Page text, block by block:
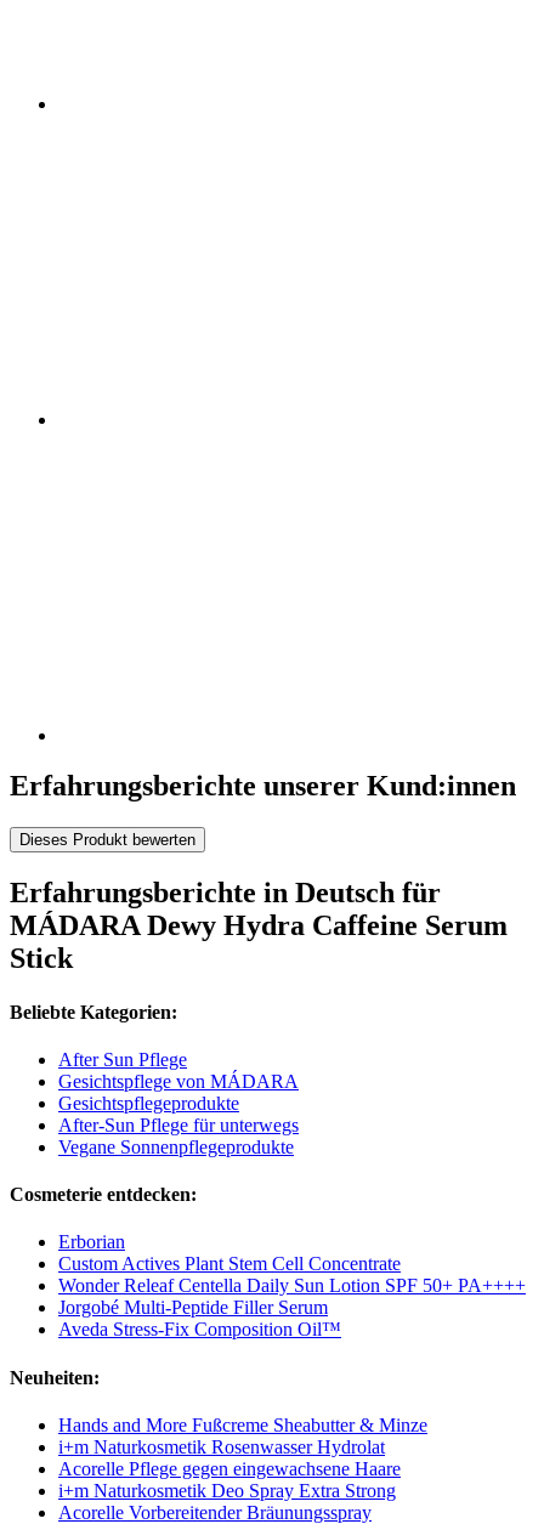
Erfahrungsberichte unserer Kund:innen
Dieses Produkt bewerten
Erfahrungsberichte in Deutsch für
MÁDARA Dewy Hydra Caffeine Serum
Stick
Beliebte Kategorien:
After Sun Pflege
Gesichtspflege von MÁDARA
Gesichtspflegeprodukte
After-Sun Pflege für unterwegs
Vegane Sonnenpflegeprodukte
Cosmeterie entdecken:
Erborian
Custom Actives Plant Stem Cell Concentrate
Wonder Releaf Centella Daily Sun Lotion SPF 50+ PA++++
Jorgobé Multi-Peptide Filler Serum
Aveda Stress-Fix Composition Oil™
Neuheiten:
Hands and More Fußcreme Sheabutter & Minze
i+m Naturkosmetik Rosenwasser Hydrolat
Acorelle Pflege gegen eingewachsene Haare
i+m Naturkosmetik Deo Spray Extra Strong
Acorelle Vorbereitender Bräunungsspray